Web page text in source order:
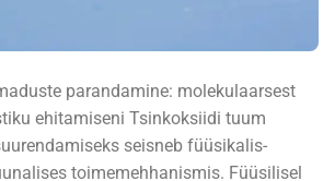
parandamine: molekulaarsest
ehitamiseni Tsinkoksiidi tuum
seisneb füüsikalis-
toimemehhanismis. Füüsilisel